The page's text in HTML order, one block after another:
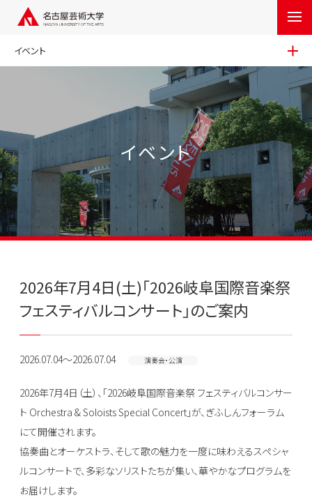
イベント
イベント
2026年7月4日(土)「2026岐阜国際音楽祭
フェスティバルコンサート」のご案内
2026.07.04～2026.07.04 演奏会・公演
2026年7月4日（土）、「2026岐阜国際音楽祭 フェスティバルコンサー
ト Orchestra & Soloists Special Concert」が、ぎふしんフォーラム
にて開催されます。
協奏曲とオーケストラ、そして歌の魅力を一度に味わえるスペシャ
ルコンサートで、多彩なソリストたちが集い、華やかなプログラムを
お届けします。